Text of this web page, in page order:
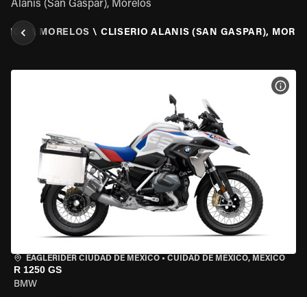
Alanis (San Gaspar), Morelos
\ MORELOS \ CLISERIO ALANIS (SAN GASPAR),
EAGLERIDER CIUDAD DE MÉXICO • CUIDAD DE MEXICO, MEXICO
R 1250 GS
BMW
VER